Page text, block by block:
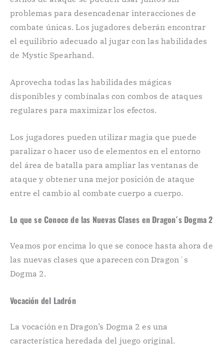
problemas para desencadenar interacciones de
combate únicas. Los jugadores deberán encontrar
el equilibrio adecuado al jugar con las habilidades
de Mystic Spearhand.
Aprovecha todas las habilidades mágicas
disponibles y combínalas con combos de ataques
regulares para maximizar los efectos.
Los jugadores pueden utilizar magia que puede
paralizar o hacer uso de elementos en el entorno
del área de batalla para ampliar las ventanas de
ataque y obtener una mejor posición de ataque
entre el cambio al combate cuerpo a cuerpo.
Lo que se Conoce de las Nuevas Clases en Dragon´s Dogma 2
Veamos por encima lo que se conoce hasta ahora de
las nuevas clases que aparecen con Dragon´s
Dogma 2.
Vocación del Ladrón
La vocación en Dragon’s Dogma 2 es una
característica heredada del juego original.